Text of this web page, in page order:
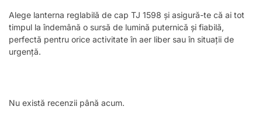
Alege lanterna reglabilă de cap TJ 1598 și asigură-te că ai tot
timpul la îndemână o sursă de lumină puternică și fiabilă,
perfectă pentru orice activitate în aer liber sau în situații de
urgență.
Nu există recenzii până acum.